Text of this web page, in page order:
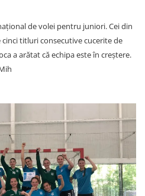
de volei pentru juniori. Cei din
titluri consecutive cucerite de
a arătat că echipa este în creștere.